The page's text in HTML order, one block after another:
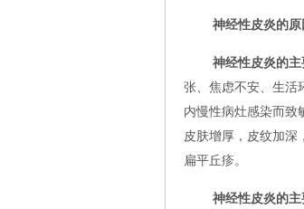
神经性皮炎的原
神经性皮炎的主
张、焦虑不安、生活
内慢性病灶感染而致
皮肤增厚，皮纹加深
扁平丘疹。
神经性皮炎的主